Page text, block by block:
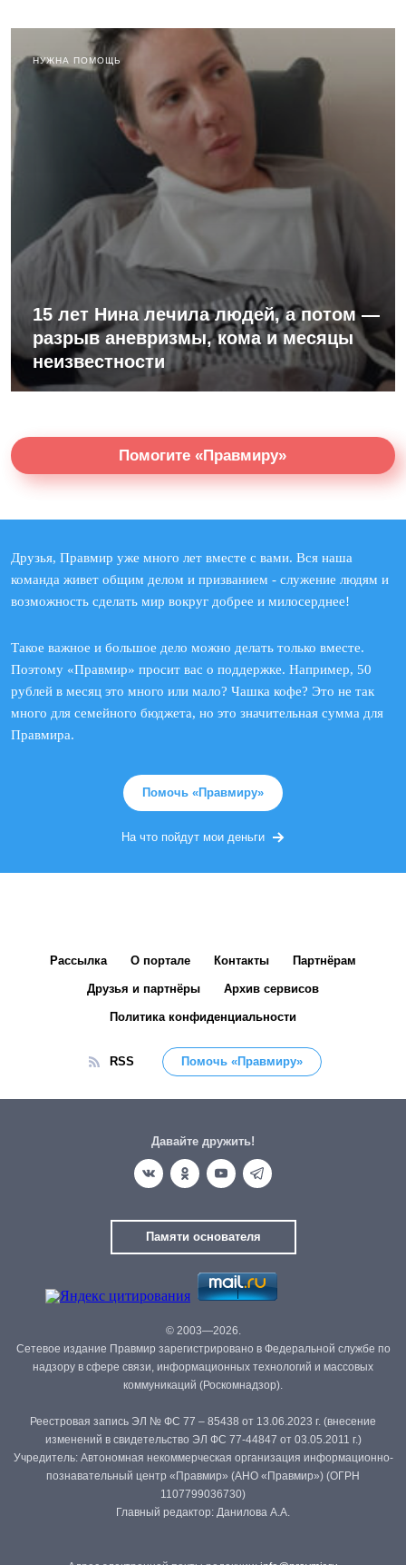
НУЖНА ПОМОЩЬ
15 лет Нина лечила людей, а потом —
разрыв аневризмы, кома и месяцы
неизвестности
Помогите «Правмиру»
Друзья, Правмир уже много лет вместе с вами. Вся наша
команда живет общим делом и призванием - служение людям и
возможность сделать мир вокруг добрее и милосерднее!
Такое важное и большое дело можно делать только вместе.
Поэтому «Правмир» просит вас о поддержке. Например, 50
рублей в месяц это много или мало? Чашка кофе? Это не так
много для семейного бюджета, но это значительная сумма для
Правмира.
Помочь «Правмиру»
На что пойдут мои деньги
Рассылка О портале Контакты Партнёрам
Друзья и партнёры Архив сервисов
Политика конфиденциальности
RSS Помочь «Правмиру»
Давайте дружить!
Памяти основателя
© 2003—2026.
Сетевое издание Правмир зарегистрировано в Федеральной службе по
надзору в сфере связи, информационных технологий и массовых
коммуникаций (Роскомнадзор).
Реестровая запись ЭЛ № ФС 77 – 85438 от 13.06.2023 г. (внесение
изменений в свидетельство ЭЛ ФС 77-44847 от 03.05.2011 г.)
Учредитель: Автономная некоммерческая организация информационно-
познавательный центр «Правмир» (АНО «Правмир») (ОГРН
1107799036730)
Главный редактор: Данилова А.А.